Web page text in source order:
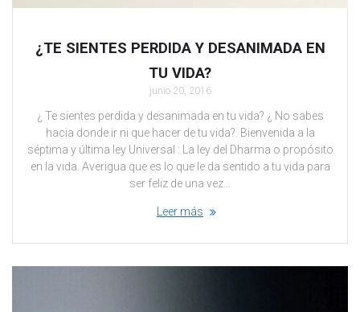
¿TE SIENTES PERDIDA Y DESANIMADA EN
TU VIDA?
junio 20, 2016
¿ Te sientes perdida y desanimada en tu vida? ¿ No sabes
hacia donde ir ni que hacer de tu vida?. Bienvenida a la
séptima y última ley Universal : La ley del Dharma o propósito
en la vida. Averigua que es lo que le da sentido a tu vida para
ser feliz de una vez…
Leer más